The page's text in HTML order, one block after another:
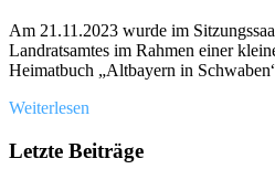
Am 21.11.2023 wurde im
Landratsamtes im Rahmen einer
Heimatbuch „Altbayern in
Weiterlesen
Letzte Beiträge